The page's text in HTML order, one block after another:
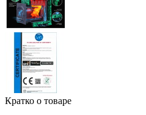
Кратко о товаре